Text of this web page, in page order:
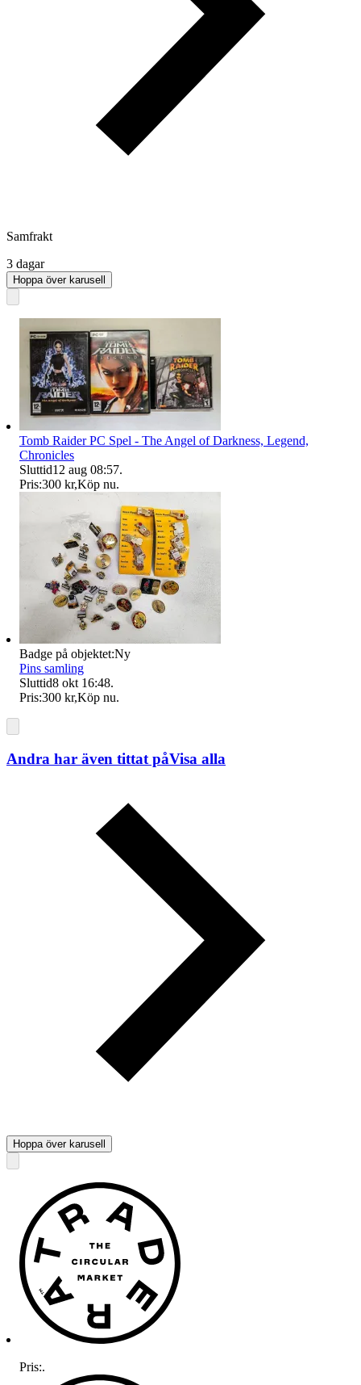
Samfrakt
3 dagar
Hoppa över karusell
Tomb Raider PC Spel - The Angel of Darkness, Legend,
Chronicles
Sluttid12 aug 08:57.
Pris:300 kr,Köp nu.
Badge på objektet:Ny
Pins samling
Sluttid8 okt 16:48.
Pris:300 kr,Köp nu.
Andra har även tittat påVisa alla
Hoppa över karusell
Pris:.